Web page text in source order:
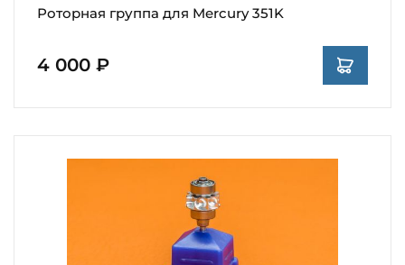
Роторная группа для Mercury 351K
4 000 ₽